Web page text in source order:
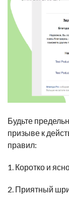
Будьте
призыве к
правил:
1. Коротко и
2. Приятный